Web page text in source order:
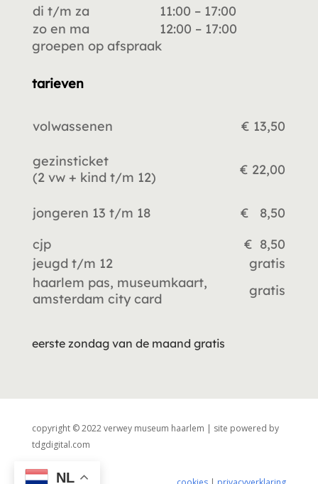
di t/m za
11:00 – 17:00
zo en ma
12:00 – 17:00
groepen op afspraak
tarieven
volwassenen € 13,50
gezinsticket
(2 vw + kind t/m 12) € 22,00
jongeren 13 t/m 18
€ 8,50
cjp
€ 8,50
jeugd t/m 12
gratis
haarlem pas, museumkaart,
amsterdam city card
gratis
eerste zondag van de maand gratis
copyright © 2022 verwey museum haarlem | site powered by
tdgdigital.com
NL